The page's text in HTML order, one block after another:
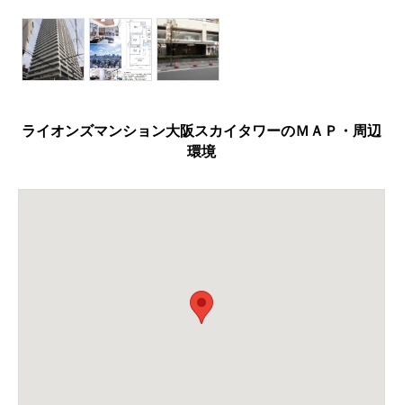
ライオンズマンション大阪スカイタワーのＭＡＰ・周辺
環境